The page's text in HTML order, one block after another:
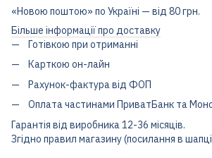
«Новою поштою» по Україні — від 80 грн.
Більше інформації про доставку
Готівкою при отриманні
Карткою он-лайн
Рахунок-фактура від ФОП
Оплата частинами ПриватБанк та
Гарантія від виробника 12-36 місяців.
Згідно правил магазину (посилання в